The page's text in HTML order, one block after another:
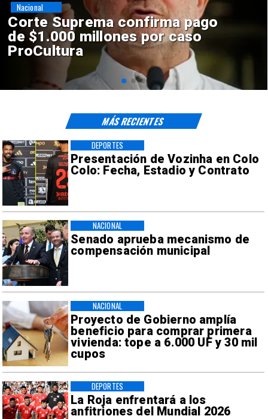
Codelco suspende
construcción de Andes Norte
en El Teniente por riesgos
sísmicos
Nacional
Presentación de Vozinha en Colo
Colo: Fecha, Estadio y Contrato
DEPORTES
Senado aprueba mecanismo de
compensación municipal
NACIONAL
Proyecto de Gobierno amplía
beneficio para comprar primera
vivienda: tope a 6.000 UF y 30 mil
cupos
NACIONAL
La Roja enfrentará a los
anfitriones del Mundial 2026
DEPORTES
MÁS RECIENTES